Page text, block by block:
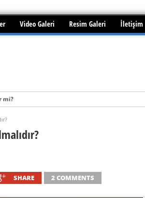
Video Galeri Resim Galeri İletişim
mi?
SHARE 2 COMMENTS